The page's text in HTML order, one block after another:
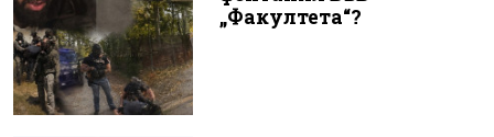
„Факултета“?